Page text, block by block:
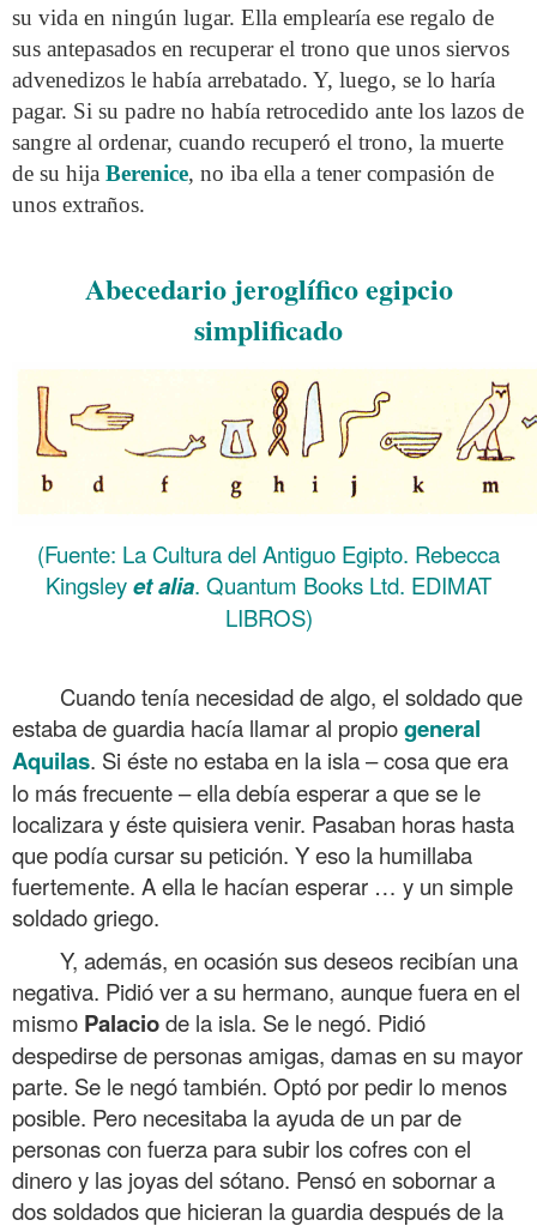
su vida en ningún lugar. Ella emplearía ese regalo de
sus antepasados en recuperar el trono que unos siervos
advenedizos le había arrebatado. Y, luego, se lo haría
pagar. Si su padre no había retrocedido ante los lazos de
sangre al ordenar, cuando recuperó el trono, la muerte
de su hija Berenice, no iba ella a tener compasión de
unos extraños.
Abecedario jeroglífico egipcio
simplificado
(Fuente: La Cultura del Antiguo Egipto. Rebecca
Kingsleyet alia. Quantum Books Ltd. EDIMAT
LIBROS)
Cuando tenía necesidad de algo, el soldado que
estaba de guardia hacía llamar al propiogeneral
Aquilas. Si éste no estaba en la isla – cosa que era
lo más frecuente – ella debía esperar a que se le
localizara y éste quisiera venir. Pasaban horas hasta
que podía cursar su petición. Y eso la humillaba
fuertemente. A ella le hacían esperar … y un simple
soldado griego.
Y, además, en ocasión sus deseos recibían una
negativa. Pidió ver a su hermano, aunque fuera en el
mismo Palaciode la isla. Se le negó. Pidió
despedirse de personas amigas, damas en su mayor
parte. Se le negó también. Optó por pedir lo menos
posible. Pero necesitaba la ayuda de un par de
personas con fuerza para subir los cofres con el
dinero y las joyas del sótano. Pensó en sobornar a
dos soldados que hicieran la guardia después de la